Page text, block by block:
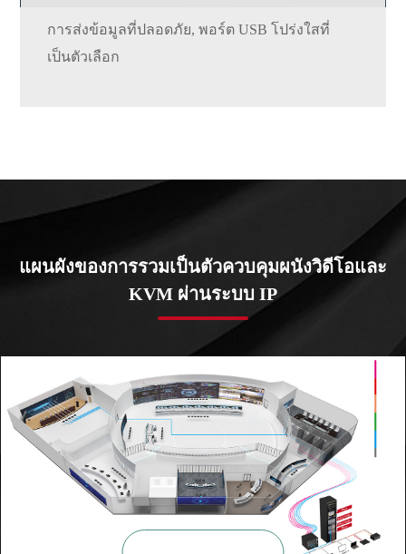
การส่งข้อมูลที่ปลอดภัย, พอร์ต USB โปร่งใสที่
เป็นตัวเลือก
แผนผังของการรวมเป็นตัวควบคุมผนังวิดีโอและ
KVM ผ่านระบบ IP